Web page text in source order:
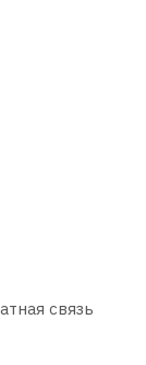
связь